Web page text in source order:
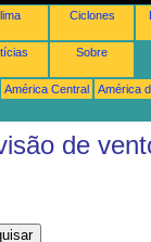
Ciclones
Sobre
América Central
América
de